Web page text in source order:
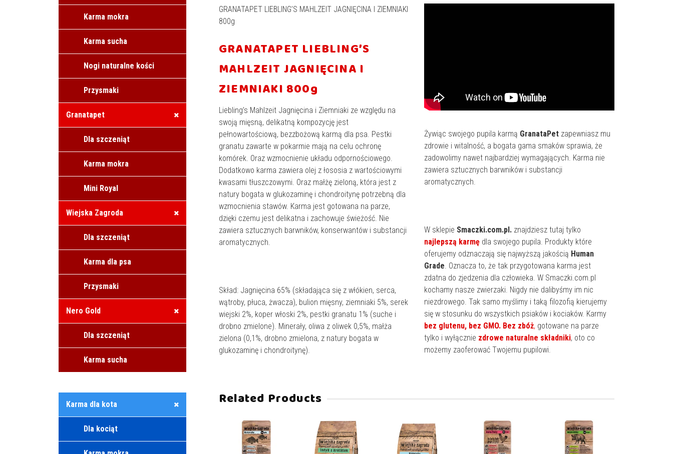
GRANATAPET LIEBLING’S MAHLZEIT JAGNIĘCINA I ZIEMNIAKI
800g
GRANATAPET LIEBLING’S
MAHLZEIT JAGNIĘCINA I
ZIEMNIAKI 800g
Liebling’s Mahlzeit Jagnięcina i Ziemniaki ze względu na
swoją mięsną, delikatną kompozycję jest
pełnowartościową, bezzbożową karmą dla psa. Pestki
granatu zawarte w pokarmie mają na celu ochronę
komórek. Oraz wzmocnienie układu odpornościowego.
Dodatkowo karma zawiera olej z łososia z wartościowymi
kwasami tłuszczowymi. Oraz małżę zieloną, która jest z
natury bogata w glukozaminę i chondroitynę potrzebną dla
wzmocnienia stawów. Karma jest gotowana na parze,
dzięki czemu jest delikatna i zachowuje świeżość. Nie
zawiera sztucznych barwników, konserwantów i substancji
aromatycznych.
Skład: Jagnięcina 65% (składająca się z włókien, serca,
wątroby, płuca, żwacza), bulion mięsny, ziemniaki 5%, serek
wiejski 2%, koper włoski 2%, pestki granatu 1% (suche i
drobno zmielone). Minerały, oliwa z oliwek 0,5%, małża
zielona (0,1%, drobno zmielona, z natury bogata w
glukozaminę i chondroitynę).
Żywiąc swojego pupila karmą GranataPet zapewniasz mu
zdrowie i witalność, a bogata gama smaków sprawia, że
zadowolimy nawet najbardziej wymagających. Karma nie
zawiera sztucznych barwników i substancji
aromatycznych.
W sklepie Smaczki.com.pl. znajdziesz tutaj tylko
najlepszą karmę dla swojego pupila. Produkty które
oferujemy odznaczają się najwyższą jakością Human
Grade. Oznacza to, że tak przygotowana karma jest
zdatna do zjedzenia dla człowieka. W Smaczki.com.pl
kochamy nasze zwierzaki. Nigdy nie dalibyśmy im nic
niezdrowego. Tak samo myślimy i taką filozofią kierujemy
się w stosunku do wszystkich psiaków i kociaków. Karmy
bez glutenu, bez GMO. Bez zbóż, gotowane na parze
tylko i wyłącznie zdrowe naturalne składniki, oto co
możemy zaoferować Twojemu pupilowi.
Related Products
Karma mokra
Karma sucha
Nogi naturalne kości
Przysmaki
Granatapet
Dla szczeniąt
Karma mokra
Mini Royal
Wiejska Zagroda
Dla szczeniąt
Karma dla psa
Przysmaki
Nero Gold
Dla szczeniąt
Karma sucha
Karma dla kota
Dla kociąt